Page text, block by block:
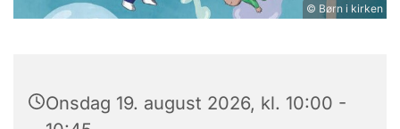
© Børn i kirken
Onsdag 19. august 2026, kl. 10:00 -